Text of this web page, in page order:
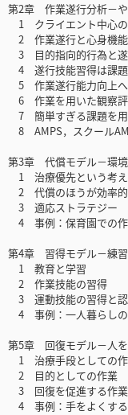
第2章 作業遂行分析－
1 クライエント中心の
2 作業遂行と心身機
3 目的指向的行為と
4 遂行技能習得は課
5 作業遂行能力向上へ
6 作業を用いた観察評
7 簡単すぎる課題を用
8 AMPS，スクール
第3章 代償モデル－環
1 治療優先という考え
2 代償のほうが効率的
3 適応ストラテジー
4 事例：保育園での
第4章 習得モデル－練
1 教育と学習
2 作業技能の習得
3 運動技能の習得と認
4 事例：一人暮らしの
第5章 回復モデル－人
1 治療手段としての
2 目的としての作業
3 回復を促進する作
4 事例：手をよくする